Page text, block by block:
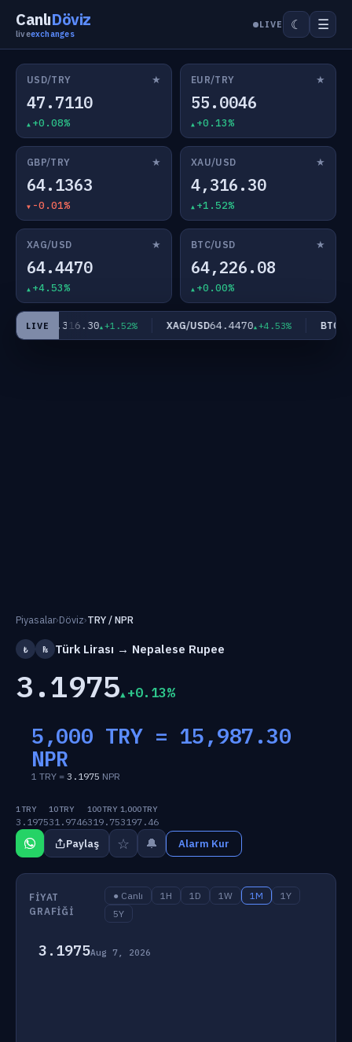
CanlıDöviz
liveexchanges
LIVE ☾ ☰
USD/TRY ★
47.7110
+0.08%
EUR/TRY ★
55.0046
+0.13%
GBP/TRY ★
64.1363
-0.01%
XAU/USD ★
4,316.30
+1.52%
XAG/USD ★
64.4470
+4.53%
BTC/USD ★
64,226.08
+0.00%
LIVE
USD4,316.30 +1.52% XAG/USD64.4470 +4.53% BTC/
Piyasalar›Döviz›TRY / NPR
₺ ₨ Türk Lirası → Nepalese Rupee
3.1975 +0.13%
5,000 TRY = 15,987.30
NPR
1 TRY = 3.1975 NPR
1 TRY
3.1975
10 TRY
31.9746
100 TRY
319.75
1,000 TRY
3197.46
Paylaş ☆ 🔔 Alarm Kur
FIYAT
GRAFIĞI
● Canlı 1H 1D 1W 1M
1Y
5Y
3.1975Aug 7, 2026